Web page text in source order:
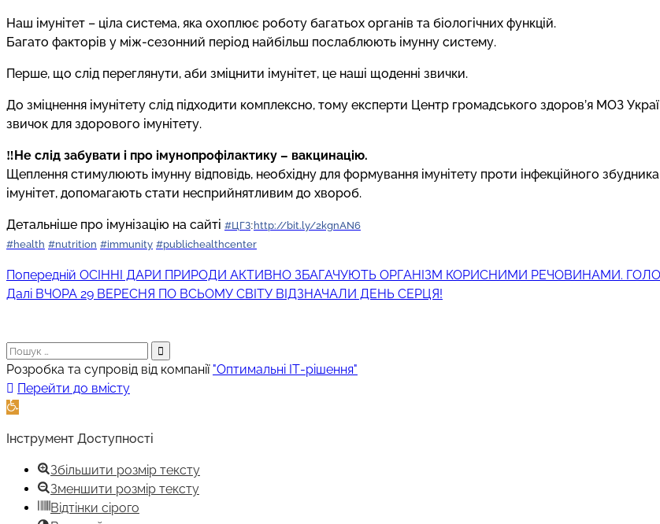
Наш імунітет – ціла система, яка охоплює роботу багатьох органів та біологічних функцій.
Багато факторів у між-сезонний період найбільш послаблюють імунну систему.
Перше, що слід переглянути, аби зміцнити імунітет, це наші щоденні звички.
До зміцнення імунітету слід підходити комплексно, тому експерти Центр громадського здоров’я МОЗ
звичок для здорового імунітету.
‼️Не слід забувати і про імунопрофілактику – вакцинацію.
Щеплення стимулюють імунну відповідь, необхідну для формування імунітету проти інфекційного
імунітет, допомагають стати несприйнятливим до хвороб.
Детальніше про імунізацію на сайті #ЦГЗ:http://bit.ly/2kgnAN6
#health #nutrition #immunity #publichealthcenter
Навігація
записів
Попередній Попередній
запис:
ОСІННІ ДАРИ ПРИРОДИ АКТИВНО ЗБАГАЧУЮТЬ ОРГАНІЗМ КОРИСНИМИ РЕЧОВИНАМИ.
Далі Наступний
ВЧОРА 29 ВЕРЕСНЯ ПО ВСЬОМУ СВІТУ ВІДЗНАЧАЛИ ДЕНЬ СЕРЦЯ!
Пошук:
Розробка та супровід від компанії "Оптимальні ІТ-рішення"
Прокрутка
вгору
Перейти до вмісту
Відкрити
інструментів
Інструмент Доступності
Збільшити розмір тексту
Зменшити розмір тексту
Відтінки сірого